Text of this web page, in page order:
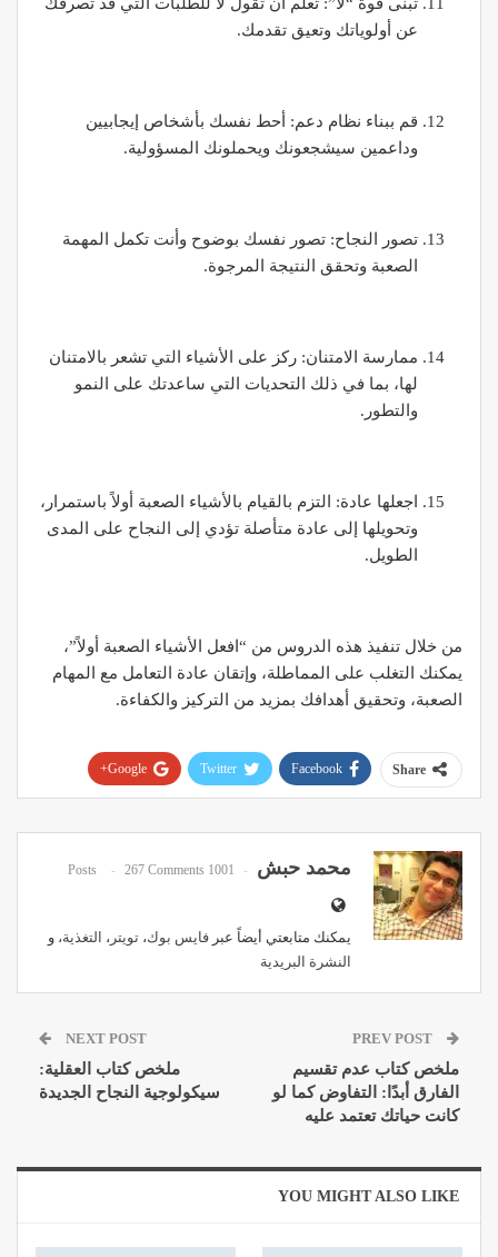
تبنى قوة “لا”: تعلم أن تقول لا للطلبات التي قد تصرفك
عن أولوياتك وتعيق تقدمك.
قم ببناء نظام دعم: أحط نفسك بأشخاص إيجابيين
وداعمين سيشجعونك ويحملونك المسؤولية.
تصور النجاح: تصور نفسك بوضوح وأنت تكمل المهمة
الصعبة وتحقق النتيجة المرجوة.
ممارسة الامتنان: ركز على الأشياء التي تشعر بالامتنان
لها، بما في ذلك التحديات التي ساعدتك على النمو
والتطور.
اجعلها عادة: التزم بالقيام بالأشياء الصعبة أولاً باستمرار،
وتحويلها إلى عادة متأصلة تؤدي إلى النجاح على المدى
الطويل.
من خلال تنفيذ هذه الدروس من “افعل الأشياء الصعبة أولاً”،
يمكنك التغلب على المماطلة، وإتقان عادة التعامل مع المهام
الصعبة، وتحقيق أهدافك بمزيد من التركيز والكفاءة.
Share
Facebook
Twitter
Google+
محمد حبش 1001 Posts
267 Comments
يمكنك متابعتي أيضاً عبر فايس بوك، تويتر ، التغذية، و
النشرة البريدية
ملخص كتاب عدم تقسيم
الفارق أبدًا: التفاوض كما لو
كانت حياتك تعتمد عليه
NEXT POST
ملخص كتاب العقلية:
سيكولوجية النجاح الجديدة
YOU MIGHT ALSO LIKE